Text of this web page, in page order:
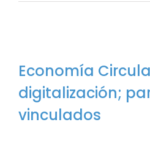
Economía
digitalización;
vinculados